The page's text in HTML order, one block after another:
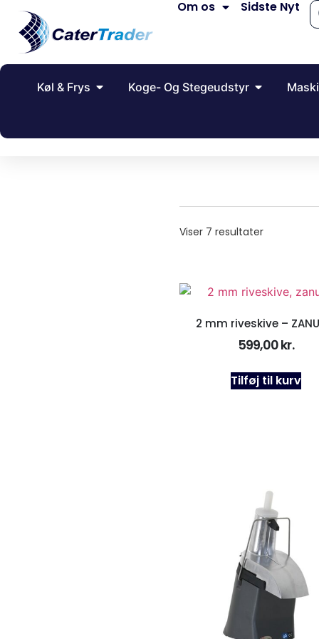
Om os Sidste Nyt
Køl & Frys Koge- Og Stegeudstyr
Viser 7 resultater
2 mm riveskive –
599,00kr.
Tilføj til kurv